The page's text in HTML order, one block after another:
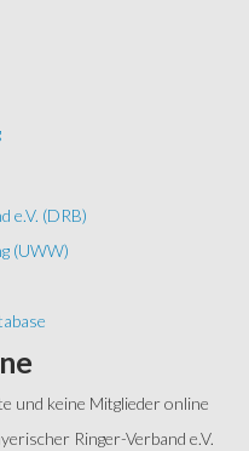
e.V. (DRB)
(UWW)
und keine Mitglieder online
Ringer-Verband e.V.